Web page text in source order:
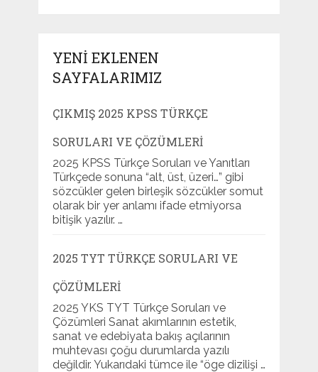
YENI EKLENEN
SAYFALARIMIZ
ÇIKMIŞ 2025 KPSS TÜRKÇE
SORULARI VE ÇÖZÜMLERI
2025 KPSS Türkçe Soruları ve Yanıtları
Türkçede sonuna “alt, üst, üzeri…” gibi
sözcükler gelen birleşik sözcükler somut
olarak bir yer anlamı ifade etmiyorsa
bitişik yazılır. …
2025 TYT TÜRKÇE SORULARI VE
ÇÖZÜMLERI
2025 YKS TYT Türkçe Soruları ve
Çözümleri Sanat akımlarının estetik,
sanat ve edebiyata bakış açılarının
muhtevası çoğu durumlarda yazılı
değildir. Yukarıdaki tümce ile “öge dizilişi …